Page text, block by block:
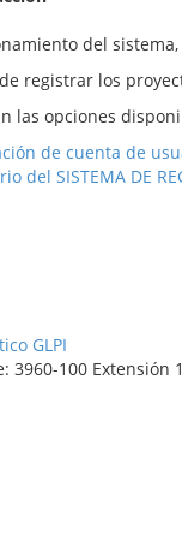
del
registrar los
las opciones
de cuenta de
del SISTEMA DE
GLPI
3960-100 Extensión